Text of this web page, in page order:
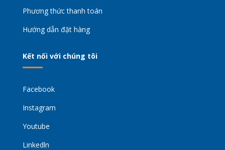
Phương thức thanh toán
Hướng dẫn đặt hàng
Kết nối với chúng tôi
Facebook
Instagram
Youtube
Linkedln